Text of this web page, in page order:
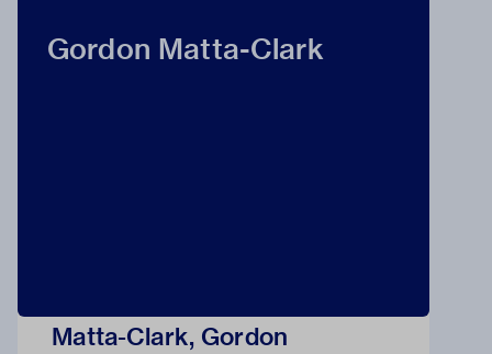
Gordon Matta-Clark
Matta-Clark, Gordon